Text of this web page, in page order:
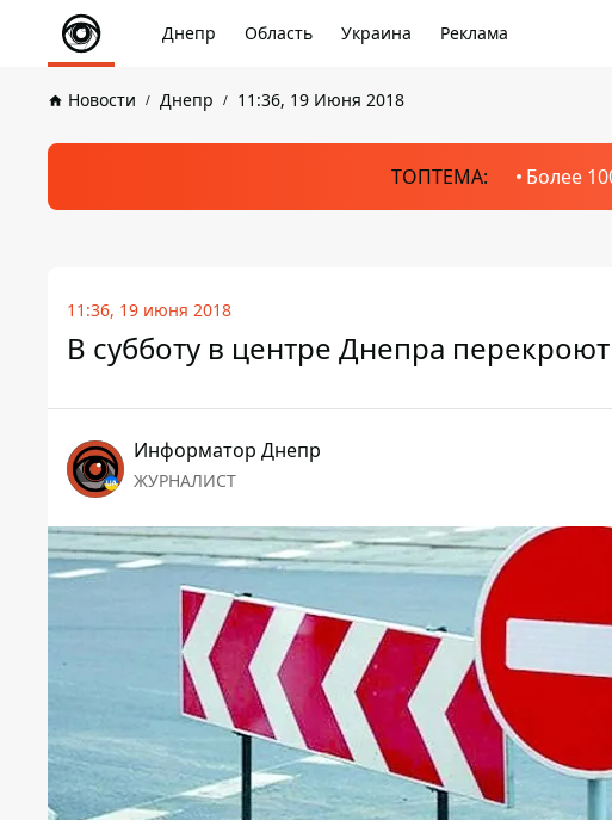
Днепр Область Украина Реклама
Новости Днепр 11:36, 19 Июня 2018
ТОПТЕМА: Более
11:36, 19 июня 2018
В субботу в центре Днепра
Информатор Днепр
ЖУРНАЛИСТ